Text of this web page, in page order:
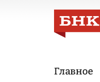
Главное